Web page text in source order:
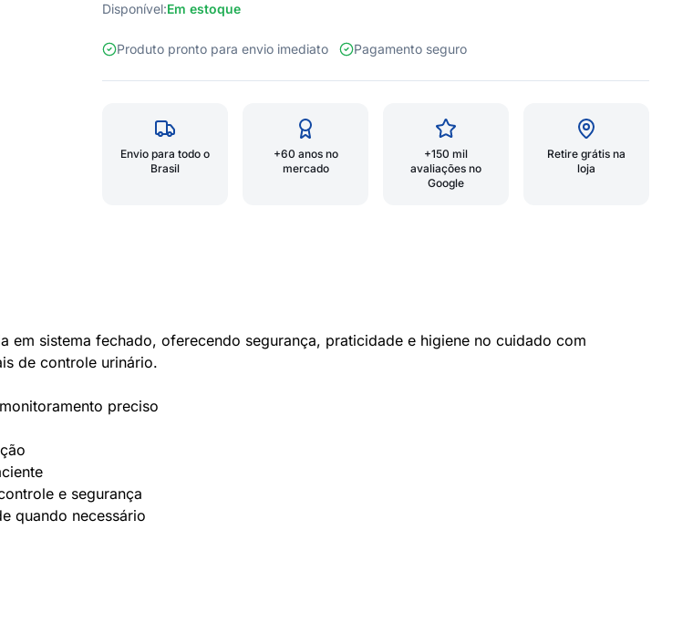
Disponível:Em estoque
Produto pronto para envio imediato Pagamento seguro
Envio para todo o
Brasil
+60 anos no
mercado
+150 mil
avaliações no
Google
Retire grátis na
loja
em sistema fechado, oferecendo segurança, praticidade e higiene no cuidado com
de controle urinário.
preciso
e segurança
quando necessário